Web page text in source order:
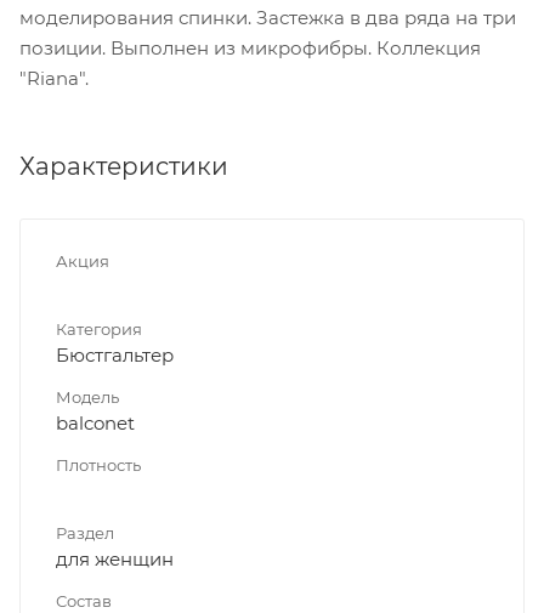
моделирования спинки. Застежка в два ряда на три
позиции. Выполнен из микрофибры. Коллекция
"Riana".
Характеристики
Акция
Категория
Бюстгальтер
Модель
balconet
Плотность
Раздел
для женщин
Состав